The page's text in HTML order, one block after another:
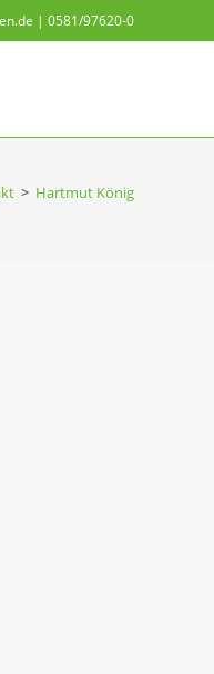
| 0581/97620-0
> Hartmut König